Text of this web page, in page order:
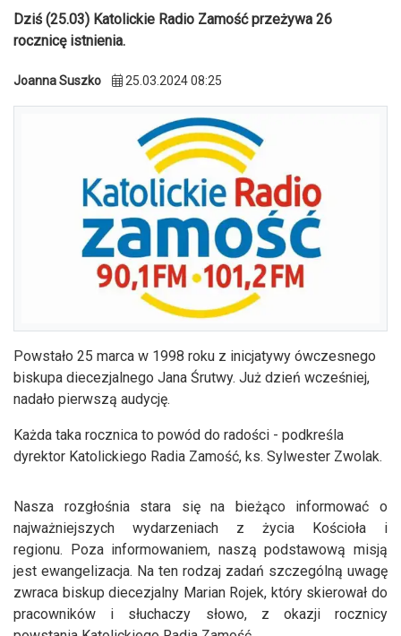
Dziś (25.03) Katolickie Radio Zamość przeżywa 26
rocznicę istnienia.
Joanna Suszko 25.03.2024 08:25
Powstało 25 marca w 1998 roku z inicjatywy ówczesnego
biskupa diecezjalnego Jana Śrutwy. Już dzień wcześniej,
nadało pierwszą audycję.
Każda taka rocznica to powód do radości - podkreśla
dyrektor Katolickiego Radia Zamość, ks. Sylwester Zwolak.
Nasza rozgłośnia stara się na bieżąco informować o
najważniejszych wydarzeniach z życia Kościoła i
regionu. Poza informowaniem, naszą podstawową misją
jest ewangelizacja. Na ten rodzaj zadań szczególną uwagę
zwraca biskup diecezjalny Marian Rojek, który skierował do
pracowników i słuchaczy słowo, z okazji rocznicy